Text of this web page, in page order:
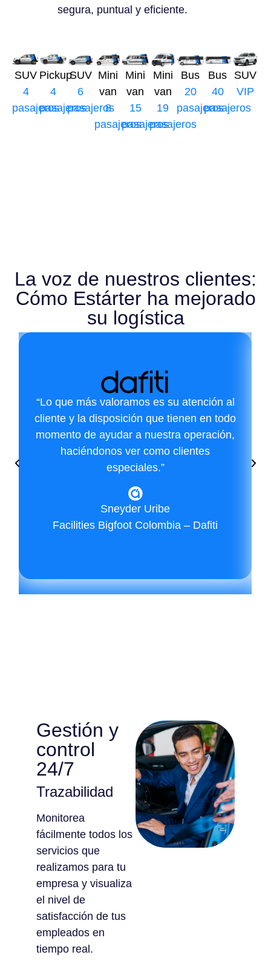
segura, puntual y eficiente.
SUV
4
pasajeros
Pickup
4
pasajeros
SUV
6
pasajeros
Mini
van
8
pasajeros
Mini
van
15
pasajeros
Mini
van
19
pasajeros
Bus
20
pasajeros
Bus
40
pasajeros
SUV
VIP
La voz de nuestros clientes:
Cómo Estárter ha mejorado
su logística
“Lo que más valoramos es su atención al
cliente y la disposición que tienen en todo
momento de ayudar a nuestra operación,
haciéndonos ver como clientes
especiales.”
Sneyder Uribe
Facilities Bigfoot Colombia – Dafiti
Gestión y
control
24/7
Trazabilidad
Monitorea
fácilmente todos los
servicios que
realizamos para tu
empresa y visualiza
el nivel de
satisfacción de tus
empleados en
tiempo real.